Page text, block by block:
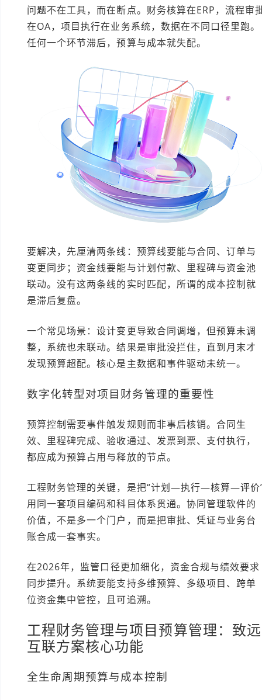
问题不在工具，而在断点。财务核算在ERP，流程审
在OA，项目执行在业务系统，数据在不同口径里跑。
任何一个环节滞后，预算与成本就失配。
要解决，先厘清两条线：预算线要能与合同、订单与
变更同步；资金线要能与计划付款、里程碑与资金池
联动。没有这两条线的实时匹配，所谓的成本控制就
是滞后复盘。
一个常见场景：设计变更导致合同调增，但预算未调
整，系统也未联动。结果是审批没拦住，直到月末才
发现预算超配。核心是主数据和事件驱动未统一。
数字化转型对项目财务管理的重要性
预算控制需要事件触发规则而非事后核销。合同生
效、里程碑完成、验收通过、发票到票、支付执行，
都应成为预算占用与释放的节点。
工程财务管理的关键，是把“计划—执行—核算—评价
用同一套项目编码和科目体系贯通。协同管理软件的
价值，不是多一个门户，而是把审批、凭证与业务台
账合成一套事实。
在2026年，监管口径更加细化，资金合规与绩效要求
同步提升。系统要能支持多维预算、多级项目、跨单
位资金集中管控，且可追溯。
工程财务管理与项目预算管理：致远
互联方案核心功能
全生命周期预算与成本控制